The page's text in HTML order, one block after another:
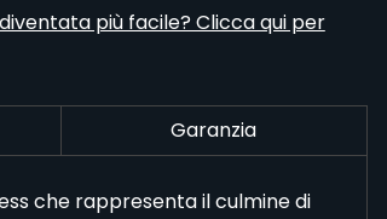
più facile? Clicca qui per
Garanzia
che rappresenta il culmine di